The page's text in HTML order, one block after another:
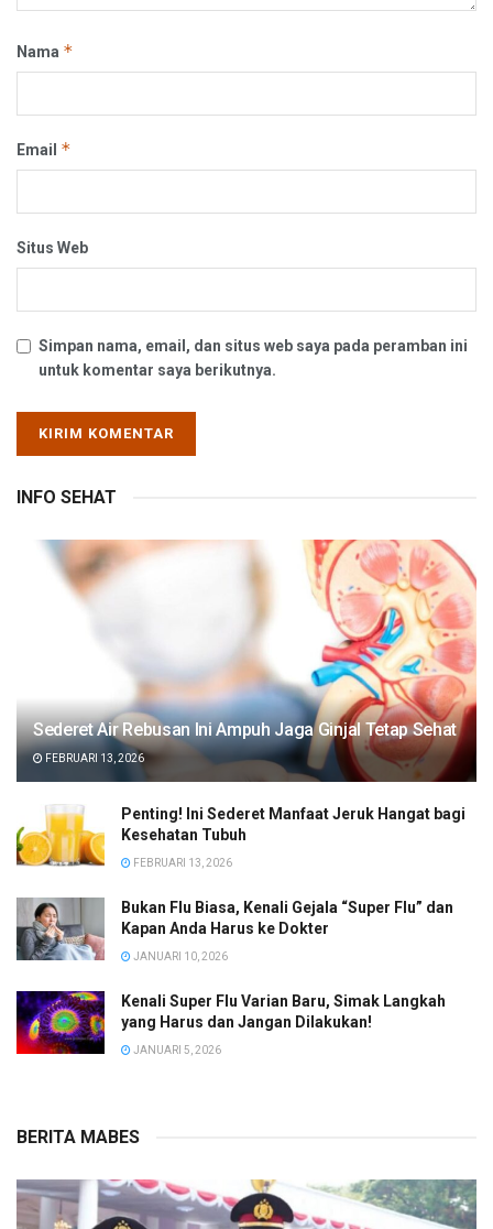
Nama *
Email *
Situs Web
Simpan nama, email, dan situs web saya pada peramban ini
untuk komentar saya berikutnya.
INFO SEHAT
Sederet Air Rebusan Ini Ampuh Jaga Ginjal Tetap Sehat
FEBRUARI 13, 2026
Penting! Ini Sederet Manfaat Jeruk Hangat bagi
Kesehatan Tubuh
FEBRUARI 13, 2026
Bukan Flu Biasa, Kenali Gejala “Super Flu” dan
Kapan Anda Harus ke Dokter
JANUARI 10, 2026
Kenali Super Flu Varian Baru, Simak Langkah
yang Harus dan Jangan Dilakukan!
JANUARI 5, 2026
BERITA MABES